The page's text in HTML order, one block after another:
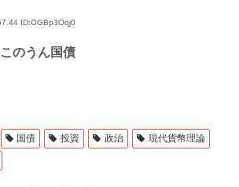
ID:OGBp3Oqj0
のうん国債
国債 投資 政治
現代貨幣理論